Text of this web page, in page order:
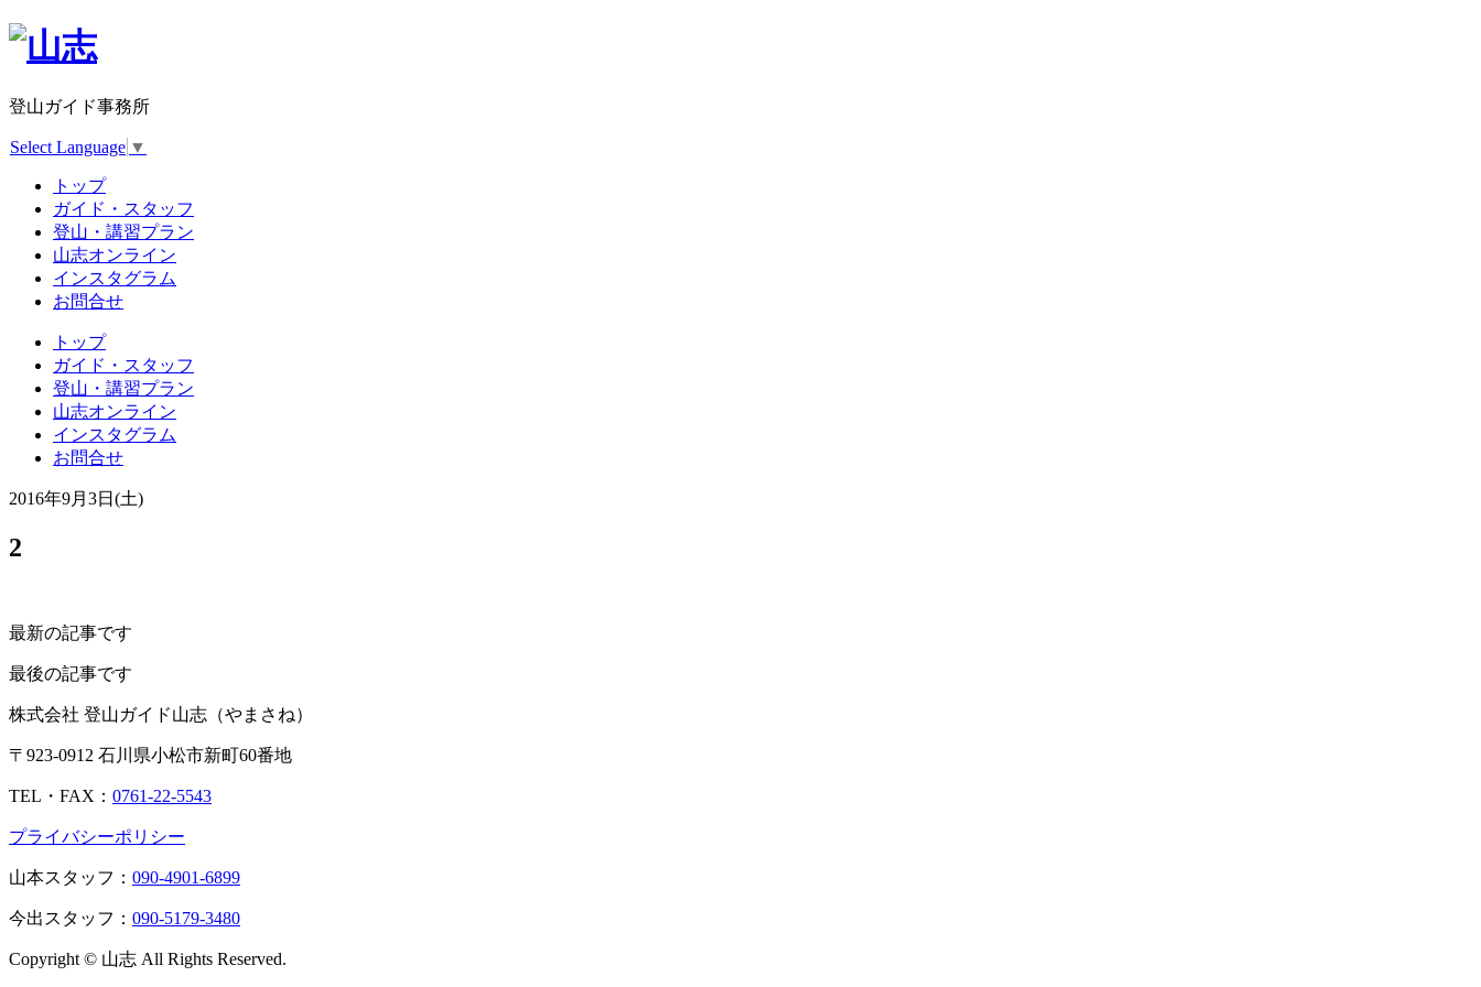
登山ガイド事務所
Select Language ▼
トップ
ガイド・スタッフ
登山・講習プラン
山志オンライン
インスタグラム
お問合せ
トップ
ガイド・スタッフ
登山・講習プラン
山志オンライン
インスタグラム
お問合せ
2016年9月3日(土)
2
最新の記事です
最後の記事です
株式会社 登山ガイド山志（やまさね）
〒923-0912 石川県小松市新町60番地
TEL・FAX： 0761-22-5543
プライバシーポリシー
山本スタッフ： 090-4901-6899
今出スタッフ： 090-5179-3480
Copyright © 山志 All Rights Reserved.